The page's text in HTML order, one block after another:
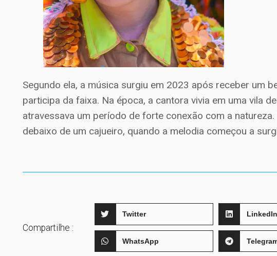
Segundo ela, a música surgiu em 2023 após receber um
participa da faixa. Na época, a cantora vivia em uma vila
atravessava um período de forte conexão com a
debaixo de um cajueiro, quando a melodia começou a
Compartilhe :
Twitter LinkedIn
WhatsApp